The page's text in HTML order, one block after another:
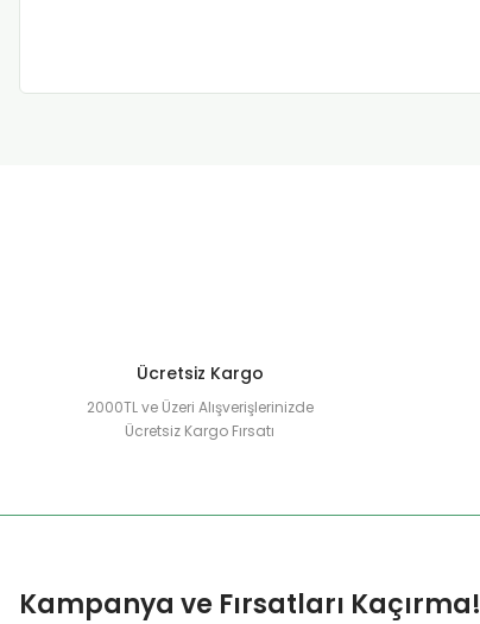
Ücretsiz Kargo
2000TL ve Üzeri Alışverişlerinizde
Ücretsiz Kargo Fırsatı
Kampanya ve Fırsatları Kaçırma!